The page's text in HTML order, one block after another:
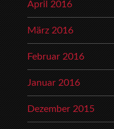
April 2016
März 2016
Februar 2016
Januar 2016
Dezember 2015